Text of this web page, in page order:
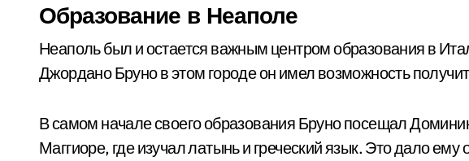
Образование в Неаполе
Неаполь был и остается важным центром образования в
Джордано Бруно в этом городе он имел возможность
В самом начале своего образования Бруно посещал
Маггиоре, где изучал латынь и греческий язык. Это дало